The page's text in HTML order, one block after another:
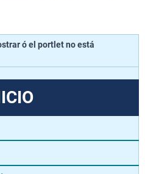
ó el portlet no está